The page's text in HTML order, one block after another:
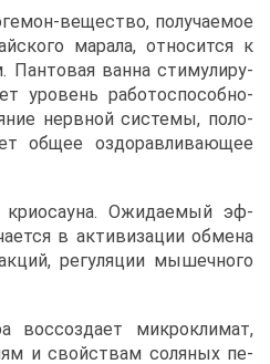
ве­ще­ство, по­лу­ча­е­мое
ма­ра­ла, от­но­сит­ся к
Пан­то­вая ван­на сти­му­ли­ру­
уро­вень ра­бо­то­спо­соб­но­
нерв­ной си­сте­мы, по­ло­
об­щее оздо­рав­ли­ва­ю­щее
крио­сау­на. Ожи­да­е­мый эф­
в ак­ти­ви­за­ции об­ме­на
ре­гу­ля­ции мы­шеч­но­го
вос­со­зда­ет мик­ро­кли­мат,
и свой­ствам со­ля­ных пе­